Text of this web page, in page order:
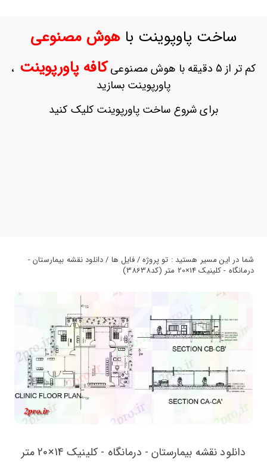
حساب
ثبت
بازیابی
ساخت پاوپوینت باهوش مصنوعی
کم تر از 5 دقیقه با هوش مصنوعی کافه پاورپوینت ،
پاورپوینت بسازید
برای شروع ساخت پاورپوینت کلیک کنید
شما در این مسیر هستید : تو پروژه / فایل ها / دانلود نقشه بیمارستان -
درمانگاه - کلینیک 14×20 متر (کد38638)
دانلود نقشه بیمارستان - درمانگاه - کلینیک 14×20 متر